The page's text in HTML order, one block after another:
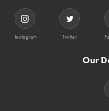
Instagram Twitter
Our